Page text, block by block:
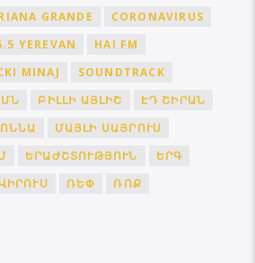
GRANDE
CORONAVIRUS
YEREVAN
HAI FM
MINAJ
SOUNDTRACK
ԲԻԼԼԻ ԱՅԼԻՇ
ԷԴ ՇԻՐԱՆ
ՄԱՅԼԻ ՍԱՅՐՈՒՍ
ԵՐԱԺՇՏՈՒԹՅՈՒՆ
ԵՐԳ
ՌԵՓ
ՌՈՔ